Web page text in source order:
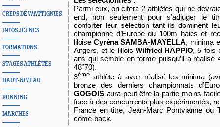
CREPS DE WATTIGNIES
INFOS JEUNES
FORMATIONS
STAGES ATHLÈTES
HAUT-NIVEAU
RUNNING
MARCHES
Parmi eux, on citera 2 athlètes qui ne
end, non seulement pour s’adjuger le
conforter leur sélection tant ils dominent
championne d’Europe du 100m haies et
liloise Cyréna SAMBA-MAYELLA, minima
Angers, et le lillois Wilfried HAPPIO, 5 fois
ans qui semble en forme puisqu’il a réalisé
48’’70).
3ème athlète à avoir réalisé les minima
bronze des derniers championnats
GOGOIS aura peut-être la partie moins
face à des concurrents plus expérimentés,
France en titre, Jean-Marc Pontvianne ou
come-back.